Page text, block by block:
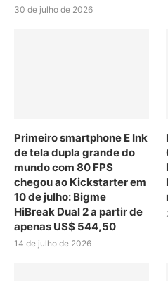
30 de julho de 2026
Primeiro smartphone E Ink
de tela dupla grande do
mundo com 80 FPS
chegou ao Kickstarter em
10 de julho: Bigme
HiBreak Dual 2 a partir de
apenas US$ 544,50
14 de julho de 2026